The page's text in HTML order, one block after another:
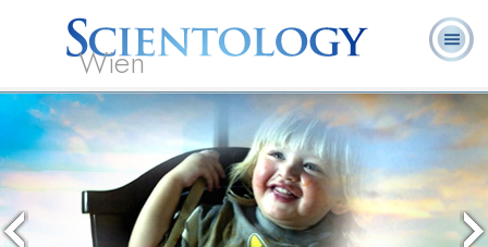
Wien
L. Ron
Hubbard
Scientology?
Ehrenamtliche
Geistliche
Häufig gestellte
Fragen
Bücher